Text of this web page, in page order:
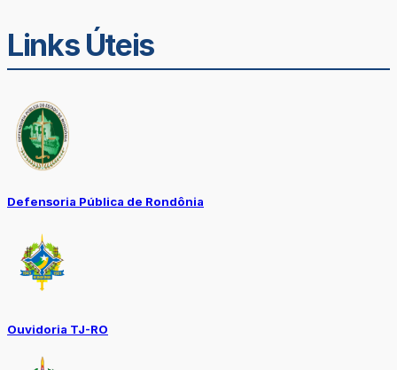
Links Úteis
Defensoria Pública de Rondônia
Ouvidoria TJ-RO